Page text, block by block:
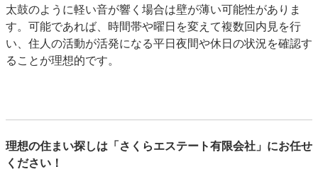
太鼓のように軽い音が響く場合は壁が薄い可能性がありま
す。可能であれば、時間帯や曜日を変えて複数回内見を行
い、住人の活動が活発になる平日夜間や休日の状況を確認す
ることが理想的です。
理想の住まい探しは「さくらエステート有限会社」にお任せ
ください！